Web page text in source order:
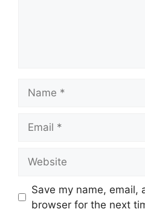
Save my name, email,
browser for the next